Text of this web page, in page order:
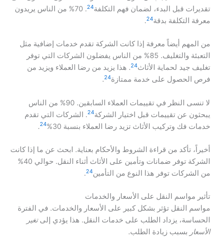
تقديرات قبل البدء، لضمان فهم التكلفة24
. 70% من الناس يريدون
معرفة التكلفة بدقة24
.
من المهم أيضاً معرفة إذا كانت الشركة تقدم خدمات إضافية مثل
التعبئة والتغليف. 85% من الناس يفضلون الشركات التي توفر
تغليف جيد لحماية الأثاث24. هذا يزيد من رضا العملاء ويزيد من
فرص الحصول على خدمة ممتازة24
.
لا تنسى النظر في تقييمات العملاء السابقين. 90% من الناس
يبحثون عن تقييمات قبل اختيار الشركة24. الشركات التي تقدم
خدمات فك وتركيب الأثاث تزيد رضا العملاء بنسبة 30%
24
.
أخيراً، تأكد من قراءة الشروط والأحكام بعناية. ابحث عن ما إذا كانت
الشركة توفر ضمانات وتأمين على الأثاث أثناء النقل. حوالي 40%
من الشركات توفر هذا النوع من التأمين24
.
تأثير مواسم النقل على الأسعار والخدمات
مواسم النقل تؤثر بشكل كبير على الأسعار والخدمات. في الفترة
الحساسة، يزداد الطلب على خدمات النقل. هذا يؤدي إلىتغير
الأسعار بسبب زيادة الطلب.